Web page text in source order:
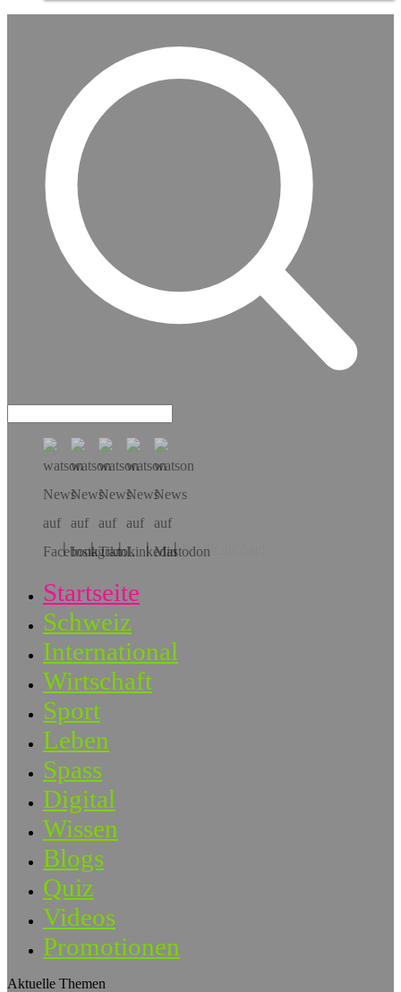
Hol dir die App!
Startseite
Schweiz
International
Wirtschaft
Sport
Leben
Spass
Digital
Wissen
Blogs
Quiz
Videos
Promotionen
Aktuelle Themen